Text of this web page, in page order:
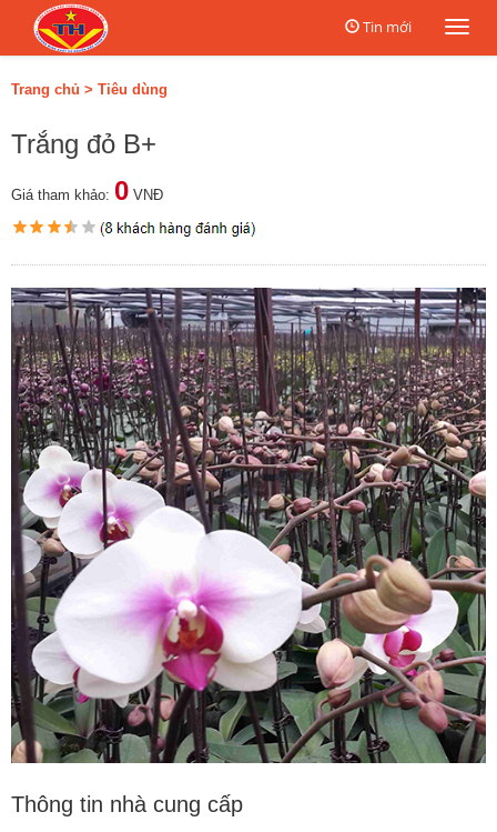
Tin mới
Trang chủ > Tiêu dùng
Trắng đỏ B+
Giá tham khảo: 0 VNĐ
Thông tin nhà cung cấp